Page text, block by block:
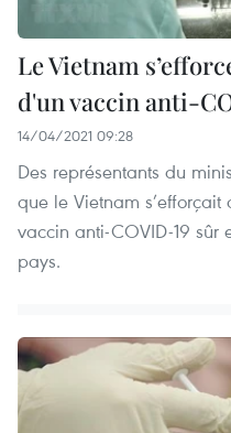
Le Vietnam
d'un vaccin anti-
14/04/2021 09:28
Des représentants du
que le Vietnam
vaccin anti-COVID-19
pays.